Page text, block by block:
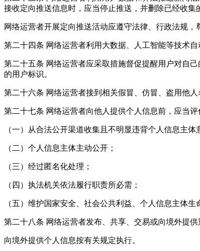
接收定向推送信息时，应当停止推送，并删除已经收集
网络运营者开展定向推送活动应遵守法律、行政法规
第二十四条 网络运营者利用大数据、人工智能等技术
第二十五条 网络运营者应采取措施督促提醒用户对自
的用户标识。
第二十六条 网络运营者接到相关假冒、仿冒、盗用他
第二十七条 网络运营者向他人提供个人信息前，应当
（一）从合法公开渠道收集且不明显违背个人信息主体
（二）个人信息主体主动公开；
（三）经过匿名化处理；
（四）执法机关依法履行职责所必需；
（五）维护国家安全、社会公共利益、个人信息主体生
第二十八条 网络运营者发布、共享、交易或向境外提
向境外提供个人信息按有关规定执行。